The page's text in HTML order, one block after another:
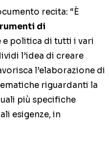
recita: “È
di
e politica di tutti i vari
l’idea di creare
l’elaborazione di
riguardanti la
più specifiche
esigenze, in